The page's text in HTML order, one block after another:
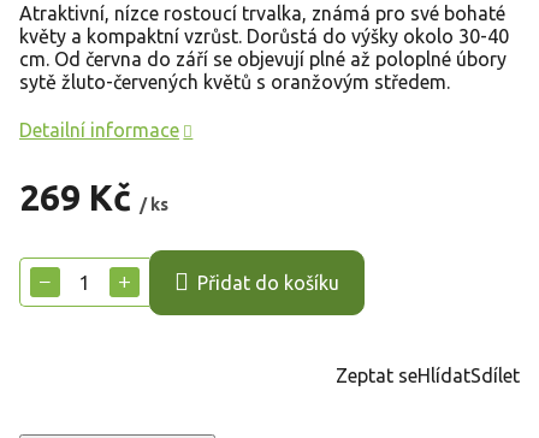
269 Kč / ks
cena:
+
− Přidat do košíku
Atraktivní, nízce rostoucí trvalka, známá pro své bohaté
květy a kompaktní vzrůst. Dorůstá do výšky okolo 30-40
cm. Od června do září se objevují plné až poloplné úbory
sytě žluto-červených květů s oranžovým středem.
Detailní informace
Zeptat seHlídatSdílet